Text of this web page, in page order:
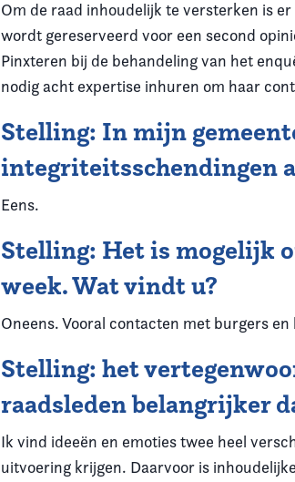
Om de raad inhoudelijk te versterken is
wordt gereserveerd voor een second
Pinxteren bij de behandeling van het
nodig acht expertise inhuren om haar
Stelling: In mijn
integriteitsschendingen
Eens.
Stelling: Het is mogelijk
week. Wat vindt u?
Oneens. Vooral contacten met burgers
Stelling: het
raadsleden belangrijker
Ik vind ideeën en emoties twee heel
uitvoering krijgen. Daarvoor is